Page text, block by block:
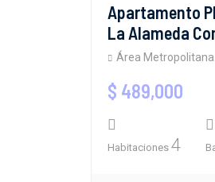
Apartamento
La Alameda
Área
$ 489,000
Habitaciones 4